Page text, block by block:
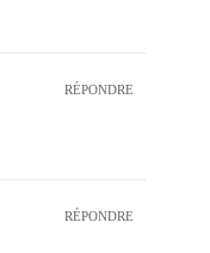
RÉPONDRE
RÉPONDRE